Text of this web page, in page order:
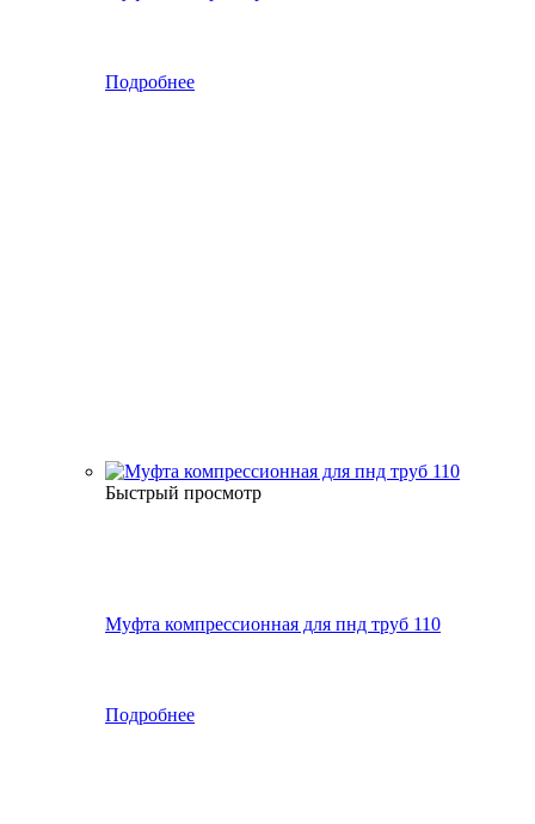
Подробнее
Быстрый просмотр
Муфта компрессионная для пнд труб 110
Подробнее